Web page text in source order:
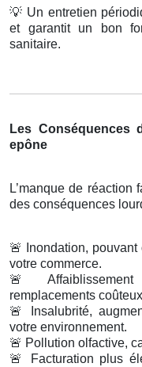
💡 Un entretien
et garantit un bon
sanitaire.
Les Conséquences
epône
L’manque de
des conséquences
🚨
Inondation,
votre commerce.
🚨
remplacements
🚨
Insalubrité,
votre environnement.
🚨 Pollution olfactive,
🚨
Facturation plus